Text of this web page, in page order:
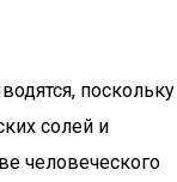
поскольку
солей и
человеческого